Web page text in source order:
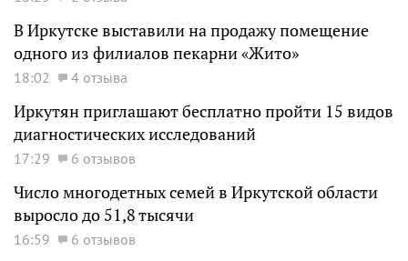
В Иркутске выставили на продажу помещение
одного из филиалов пекарни «Жито»
18:02 4 отзыва
Иркутян приглашают бесплатно пройти 15 видов
диагностических исследований
17:29 6 отзывов
Число многодетных семей в Иркутской области
выросло до 51,8 тысячи
16:59
6 отзывов